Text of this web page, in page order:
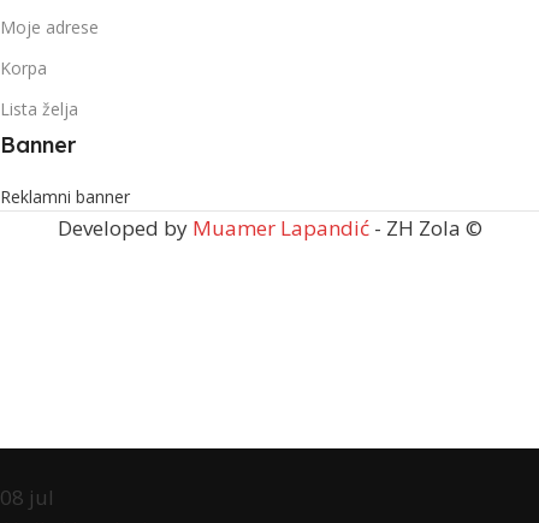
Moje adrese
Korpa
Lista želja
Banner
Reklamni banner
Developed by Muamer Lapandić- ZH Zola ©
08 jul